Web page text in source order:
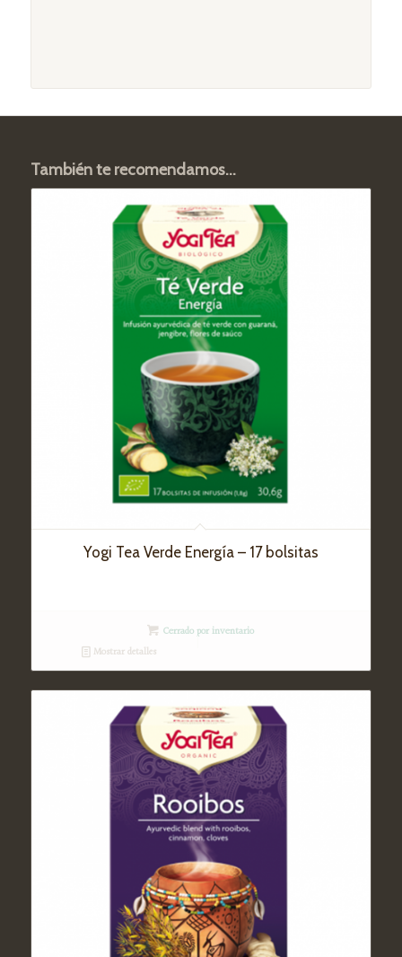
También te recomendamos…
Yogi Tea Verde Energía – 17 bolsitas
Cerrado por inventario
Mostrar detalles